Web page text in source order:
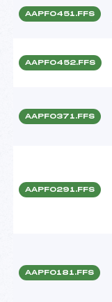
AAPF0451.FFS
AAPF0452.FFS
AAPF0371.FFS
AAPF0291.FFS
AAPF0181.FFS